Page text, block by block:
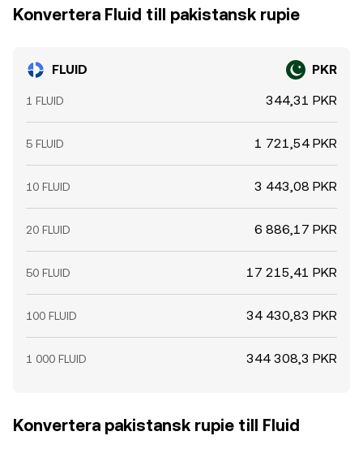
Konvertera Fluid till pakistansk rupie
FLUID PKR
1 FLUID 344,31 PKR
5 FLUID 1 721,54 PKR
10 FLUID 3 443,08 PKR
20 FLUID 6 886,17 PKR
50 FLUID 17 215,41 PKR
100 FLUID 34 430,83 PKR
1 000 FLUID 344 308,3 PKR
Konvertera pakistansk rupie till Fluid